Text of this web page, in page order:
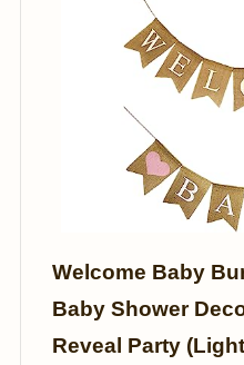
Welcome Baby
Baby Shower
Reveal Party